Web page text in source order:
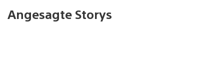
Angesagte Storys